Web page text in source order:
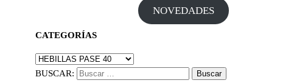
NOVEDADES
CATEGORÍAS
BUSCAR: